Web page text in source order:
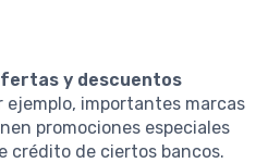
y descuentos
importantes marcas
promociones especiales
crédito de ciertos bancos.